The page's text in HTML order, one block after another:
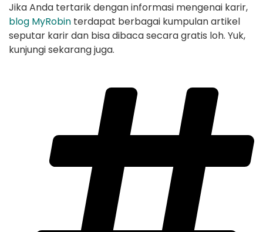
Jika Anda tertarik dengan informasi mengenai karir,
blog MyRobin terdapat berbagai kumpulan artikel
seputar karir dan bisa dibaca secara gratis loh. Yuk,
kunjungi sekarang juga.